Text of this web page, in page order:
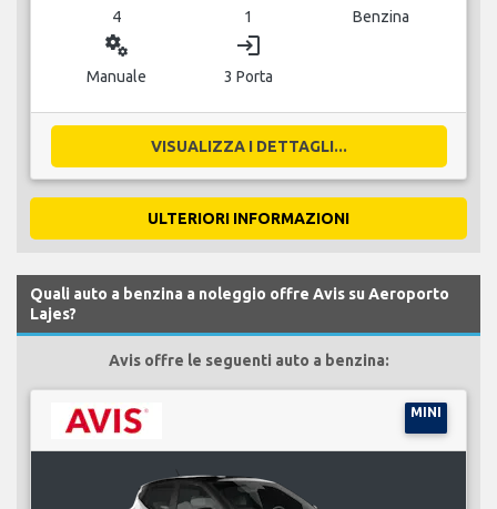
4 1 Benzina
miscellaneous_services
Manuale
login
3 Porta
VISUALIZZA I DETTAGLI...
ULTERIORI INFORMAZIONI
Quali auto a benzina a noleggio offre Avis su Aeroporto
Lajes?
Avis offre le seguenti auto a benzina:
MINI